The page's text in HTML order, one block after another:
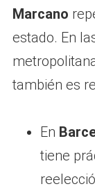
Marcano
estado. En
también es
En
tiene